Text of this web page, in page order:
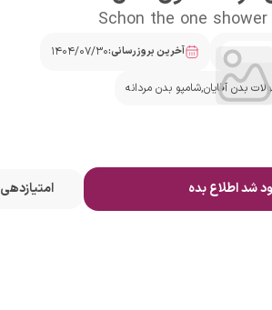
Schon the one shower
آخرین بروزرسانی:۱۴۰۴/۰۷/۳۰
بدن آقایان,شامپو بدن مردانه
شد اطلاع بده امتیازدهی